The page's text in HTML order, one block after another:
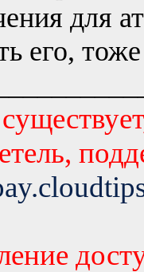
для
его,